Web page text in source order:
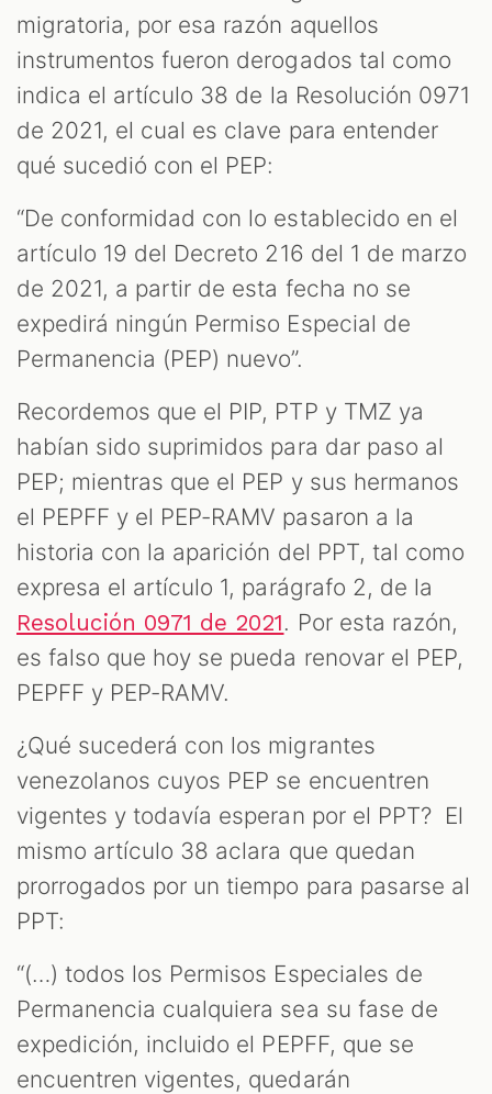
migratoria, por esa razón aquellos
instrumentos fueron derogados tal como
indica el artículo 38 de la Resolución 0971
de 2021, el cual es clave para entender
qué sucedió con el PEP:
“De conformidad con lo establecido en el
artículo 19 del Decreto 216 del 1 de marzo
de 2021, a partir de esta fecha no se
expedirá ningún Permiso Especial de
Permanencia (PEP) nuevo”.
Recordemos que el PIP, PTP y TMZ ya
habían sido suprimidos para dar paso al
PEP; mientras que el PEP y sus hermanos
el PEPFF y el PEP-RAMV pasaron a la
historia con la aparición del PPT, tal como
expresa el artículo 1, parágrafo 2, de la
Resolución 0971 de 2021. Por esta razón,
es falso que hoy se pueda renovar el PEP,
PEPFF y PEP-RAMV.
¿Qué sucederá con los migrantes
venezolanos cuyos PEP se encuentren
vigentes y todavía esperan por el PPT? El
mismo artículo 38 aclara que quedan
prorrogados por un tiempo para pasarse al
PPT:
“(…) todos los Permisos Especiales de
Permanencia cualquiera sea su fase de
expedición, incluido el PEPFF, que se
encuentren vigentes, quedarán